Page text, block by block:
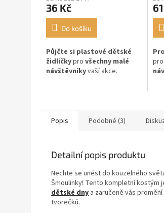
36 Kč
Do košíku
Půjčte si plastové dětské
židličkypro všechny malé
návštěvníkyvaší akce.
pro
Popis Podobné (3)
Detailní popis produktu
Nechte se unést do kouzelného
Šmoulinky! Tento kompletní kostým
dětské dny a zaručeně vás
tvorečků.